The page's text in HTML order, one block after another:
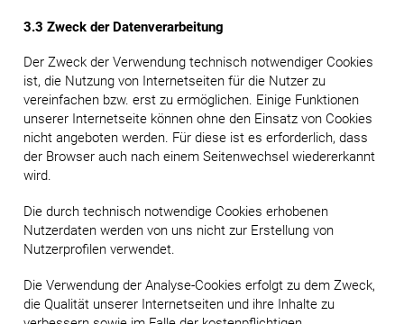
3.3 Zweck der Datenverarbeitung
Der Zweck der Verwendung technisch notwendiger Cookies
ist, die Nutzung von Internetseiten für die Nutzer zu
vereinfachen bzw. erst zu ermöglichen. Einige Funktionen
unserer Internetseite können ohne den Einsatz von Cookies
nicht angeboten werden. Für diese ist es erforderlich, dass
der Browser auch nach einem Seitenwechsel wiedererkannt
wird.
Die durch technisch notwendige Cookies erhobenen
Nutzerdaten werden von uns nicht zur Erstellung von
Nutzerprofilen verwendet.
Die Verwendung der Analyse-Cookies erfolgt zu dem Zweck,
die Qualität unserer Internetseiten und ihre Inhalte zu